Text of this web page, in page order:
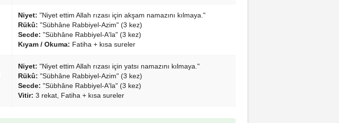
Niyet: "Niyet ettim Allah rızası için akşam namazını kılmaya."
Rükû: "Sübhâne Rabbiyel-Azim" (3 kez)
Secde: "Sübhâne Rabbiyel-A'la" (3 kez)
Kıyam / Okuma: Fatiha + kısa sureler
Niyet: "Niyet ettim Allah rızası için yatsı namazını kılmaya."
Rükû: "Sübhâne Rabbiyel-Azim" (3 kez)
Secde: "Sübhâne Rabbiyel-A'la" (3 kez)
Vitir: 3 rekat, Fatiha + kısa sureler